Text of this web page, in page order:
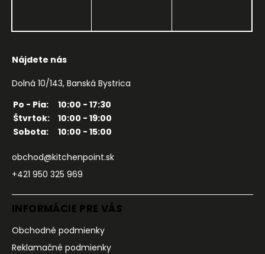
Nájdete nás
Dolná 10/143, Banská Bystrica
Po - Pia:
10:00 - 17:30
Štvrtok:
10:00 - 19:00
Sobota:
10:00 - 15:00
obchod@kitchenpoint.sk
+421 950 325 969
INFORMÁCIE PRE VÁS
Obchodné podmienky
Reklamačné podmienky